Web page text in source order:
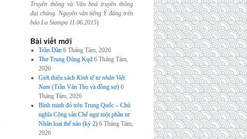
Truyền thông và Văn hoá truyền thông
đại chúng. Nguyên văn tiếng Ý đăng trên
báo La Stampa 11.06.2015)
Bài viết mới
Trần Dần 6 Tháng Tám, 2026
Thơ Trung Dũng Kqđ 6 Tháng Tám,
2026
Giới thiệu sách Kinh tế tư nhân Việt
Nam (Trần Văn Thọ và đồng sự) 6
Tháng Tám, 2026
Bình minh đỏ trên Trung Quốc – Chủ
nghĩa Cộng sản Chế ngự một phần tư
Nhân loại thế nào (kỳ 2) 6 Tháng Tám,
2026